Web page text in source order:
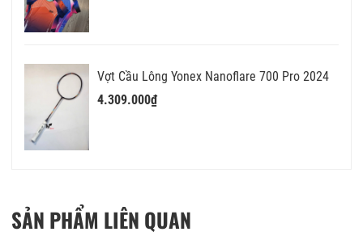
Vợt Cầu Lông Yonex Nanoflare 700 Pro 2024
4.309.000₫
SẢN PHẨM LIÊN QUAN